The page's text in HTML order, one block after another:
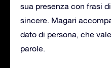
sua presenza con frasi
sincere. Magari
dato di persona, che
parole.